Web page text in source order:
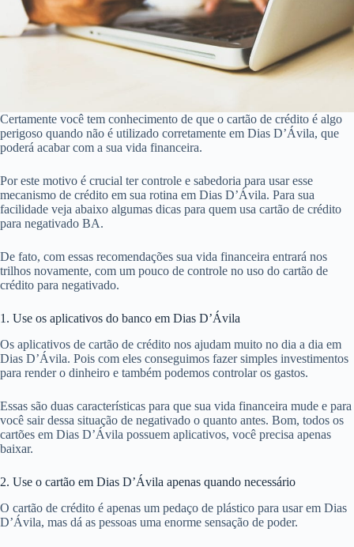
Certamente você tem conhecimento de que o cartão de crédito é algo
perigoso quando não é utilizado corretamente em Dias D’Ávila, que
poderá acabar com a sua vida financeira.
Por este motivo é crucial ter controle e sabedoria para usar esse
mecanismo de crédito em sua rotina em Dias D’Ávila. Para sua
facilidade veja abaixo algumas dicas para quem usa cartão de crédito
para negativado BA.
De fato, com essas recomendações sua vida financeira entrará nos
trilhos novamente, com um pouco de controle no uso do cartão de
crédito para negativado.
1. Use os aplicativos do banco em Dias D’Ávila
Os aplicativos de cartão de crédito nos ajudam muito no dia a dia em
Dias D’Ávila. Pois com eles conseguimos fazer simples investimentos
para render o dinheiro e também podemos controlar os gastos.
Essas são duas características para que sua vida financeira mude e para
você sair dessa situação de negativado o quanto antes. Bom, todos os
cartões em Dias D’Ávila possuem aplicativos, você precisa apenas
baixar.
2. Use o cartão em Dias D’Ávila apenas quando necessário
O cartão de crédito é apenas um pedaço de plástico para usar em Dias
D’Ávila, mas dá as pessoas uma enorme sensação de poder.